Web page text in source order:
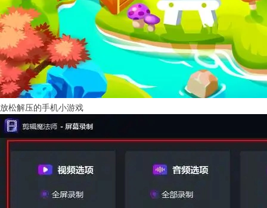
放松解压的手机小游戏